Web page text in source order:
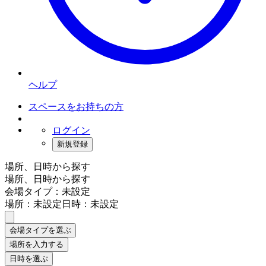
ヘルプ
スペースをお持ちの方
ログイン
新規登録
場所、日時から探す
場所、日時から探す
会場タイプ：未設定
場所：未設定日時：未設定
会場タイプを選ぶ
場所を入力する
日時を選ぶ